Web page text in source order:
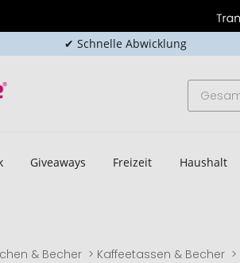
✔ Schnelle Abwicklung
Giveaways Freizeit Haushalt
& Becher Kaffeetassen & Becher